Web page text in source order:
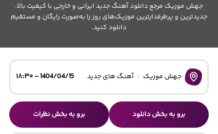
جهش موزیک مرجع دانلود آهنگ جدید ایرانی و خارجی با کیفیت بالا.
جدیدترین و پرطرفدارترین موزیک‌های روز را به‌صورت رایگان و مستقیم
دانلود کنید.
جهش موزیک آهنگ های جدید 1404/04/15 - ۱۸:۳۰
برو به بخش دانلود برو به بخش نظرات